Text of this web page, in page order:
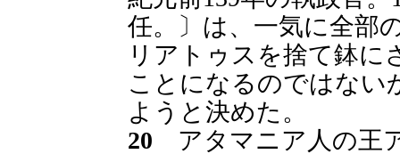
任。〕は、一気に全部
リアトゥスを捨て鉢に
ことになるのではない
ようと決めた。
20 アタマニア人の王